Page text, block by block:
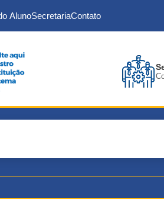
AlunoSecretariaContato